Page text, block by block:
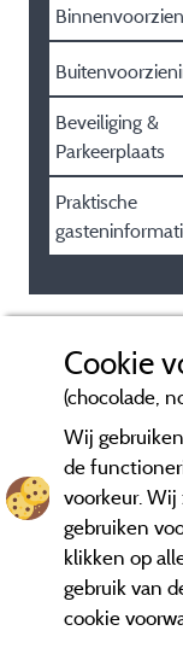
Beveiliging &
Parkeerplaats
Praktische
Cookie
(chocolade,
Wij
de
voorkeur.
gebruiken
klikken op
gebruik van
cookie